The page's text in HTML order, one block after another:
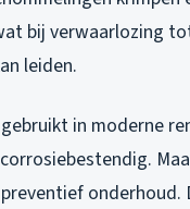
bij verwaarlozing
leiden.
in moderne
onderhoud.